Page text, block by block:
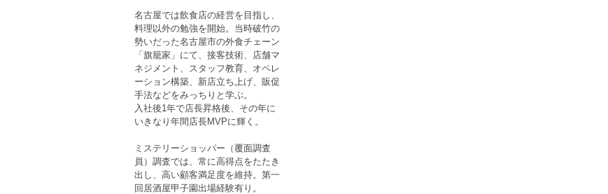
名古屋では飲食店の経営を目指し、
料理以外の勉強を開始。当時破竹の
勢いだった名古屋市の外食チェーン
「旗籠家」にて、接客技術、店舗マ
ネジメント、スタッフ教育、オペレ
ーション構築、新店立ち上げ、販促
手法などをみっちりと学ぶ。
入社後1年で店長昇格後、その年に
いきなり年間店長MVPに輝く。
ミステリーショッパー（覆面調査
員）調査では、常に高得点をたたき
出し、高い顧客満足度を維持。第一
回居酒屋甲子園出場経験有り。